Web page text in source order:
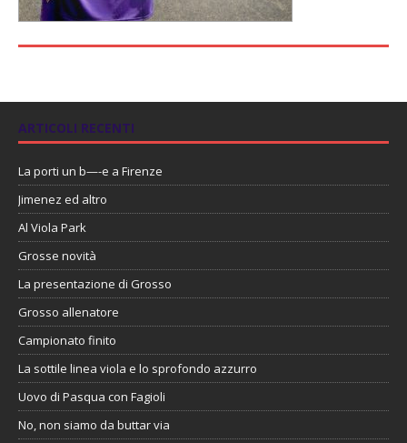
ARTICOLI RECENTI
La porti un b—-e a Firenze
Jimenez ed altro
Al Viola Park
Grosse novità
La presentazione di Grosso
Grosso allenatore
Campionato finito
La sottile linea viola e lo sprofondo azzurro
Uovo di Pasqua con Fagioli
No, non siamo da buttar via